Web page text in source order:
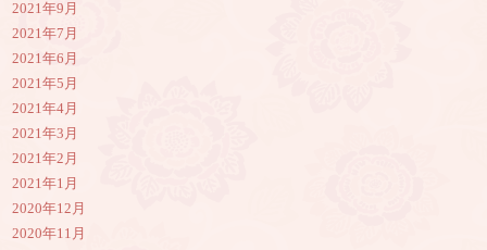
2021年9月
2021年7月
2021年6月
2021年5月
2021年4月
2021年3月
2021年2月
2021年1月
2020年12月
2020年11月